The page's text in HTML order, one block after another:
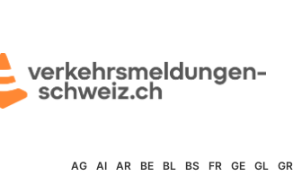
AG AI AR BE BL BS FR GE GL GR